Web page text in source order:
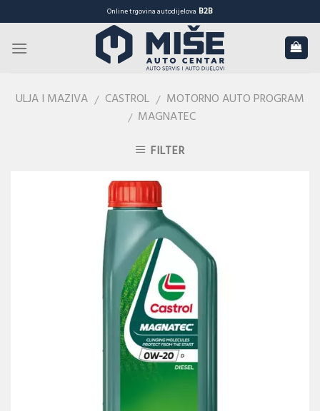
to
content
Online trgovina autodijelova B2B
ULJA I MAZIVA / CASTROL / MOTORNO AUTO PROGRAM
/ MAGNATEC
FILTER